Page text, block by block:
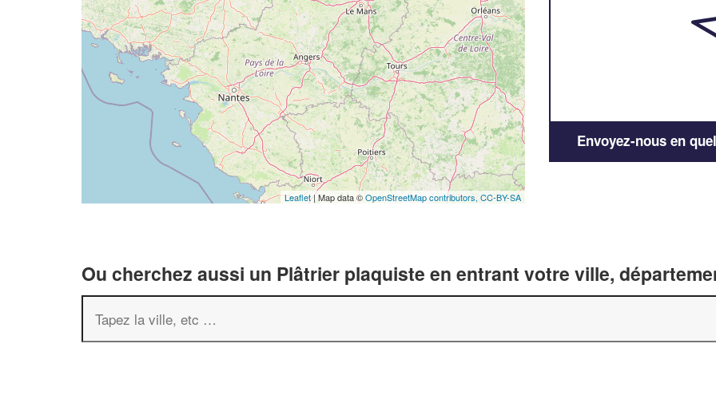
Leaflet| Map data ©OpenStreetMap contributors,CC-BY-SA
Envoyez-nous en
Ou cherchez aussi un Plâtrier plaquiste en entrant votre ville,